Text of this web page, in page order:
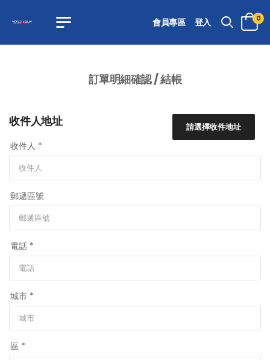
會員專區 登入 0
訂單明細確認 / 結帳
收件人地址 請選擇收件地址
收件人 *
郵遞區號
電話 *
城市 *
區 *